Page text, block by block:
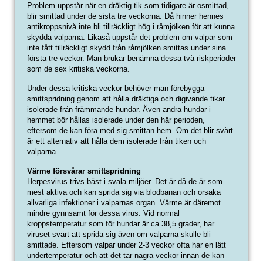
Problem uppstår när en dräktig tik som tidigare är osmittad,
blir smittad under de sista tre veckorna. Då hinner hennes
antikroppsnivå inte bli tillräckligt hög i råmjölken för att kunna
skydda valparna. Likaså uppstår det problem om valpar som
inte fått tillräckligt skydd från råmjölken smittas under sina
första tre veckor. Man brukar benämna dessa två riskperioder
som de sex kritiska veckorna.
Under dessa kritiska veckor behöver man förebygga
smittspridning genom att hålla dräktiga och digivande tikar
isolerade från främmande hundar. Även andra hundar i
hemmet bör hållas isolerade under den här perioden,
eftersom de kan föra med sig smittan hem. Om det blir svårt
är ett alternativ att hålla dem isolerade från tiken och
valparna.
Värme försvårar smittspridning
Herpesvirus trivs bäst i svala miljöer. Det är då de är som
mest aktiva och kan sprida sig via blodbanan och orsaka
allvarliga infektioner i valparnas organ. Värme är däremot
mindre gynnsamt för dessa virus. Vid normal
kroppstemperatur som för hundar är ca 38,5 grader, har
viruset svårt att sprida sig även om valparna skulle bli
smittade. Eftersom valpar under 2-3 veckor ofta har en lätt
undertemperatur och att det tar några veckor innan de kan